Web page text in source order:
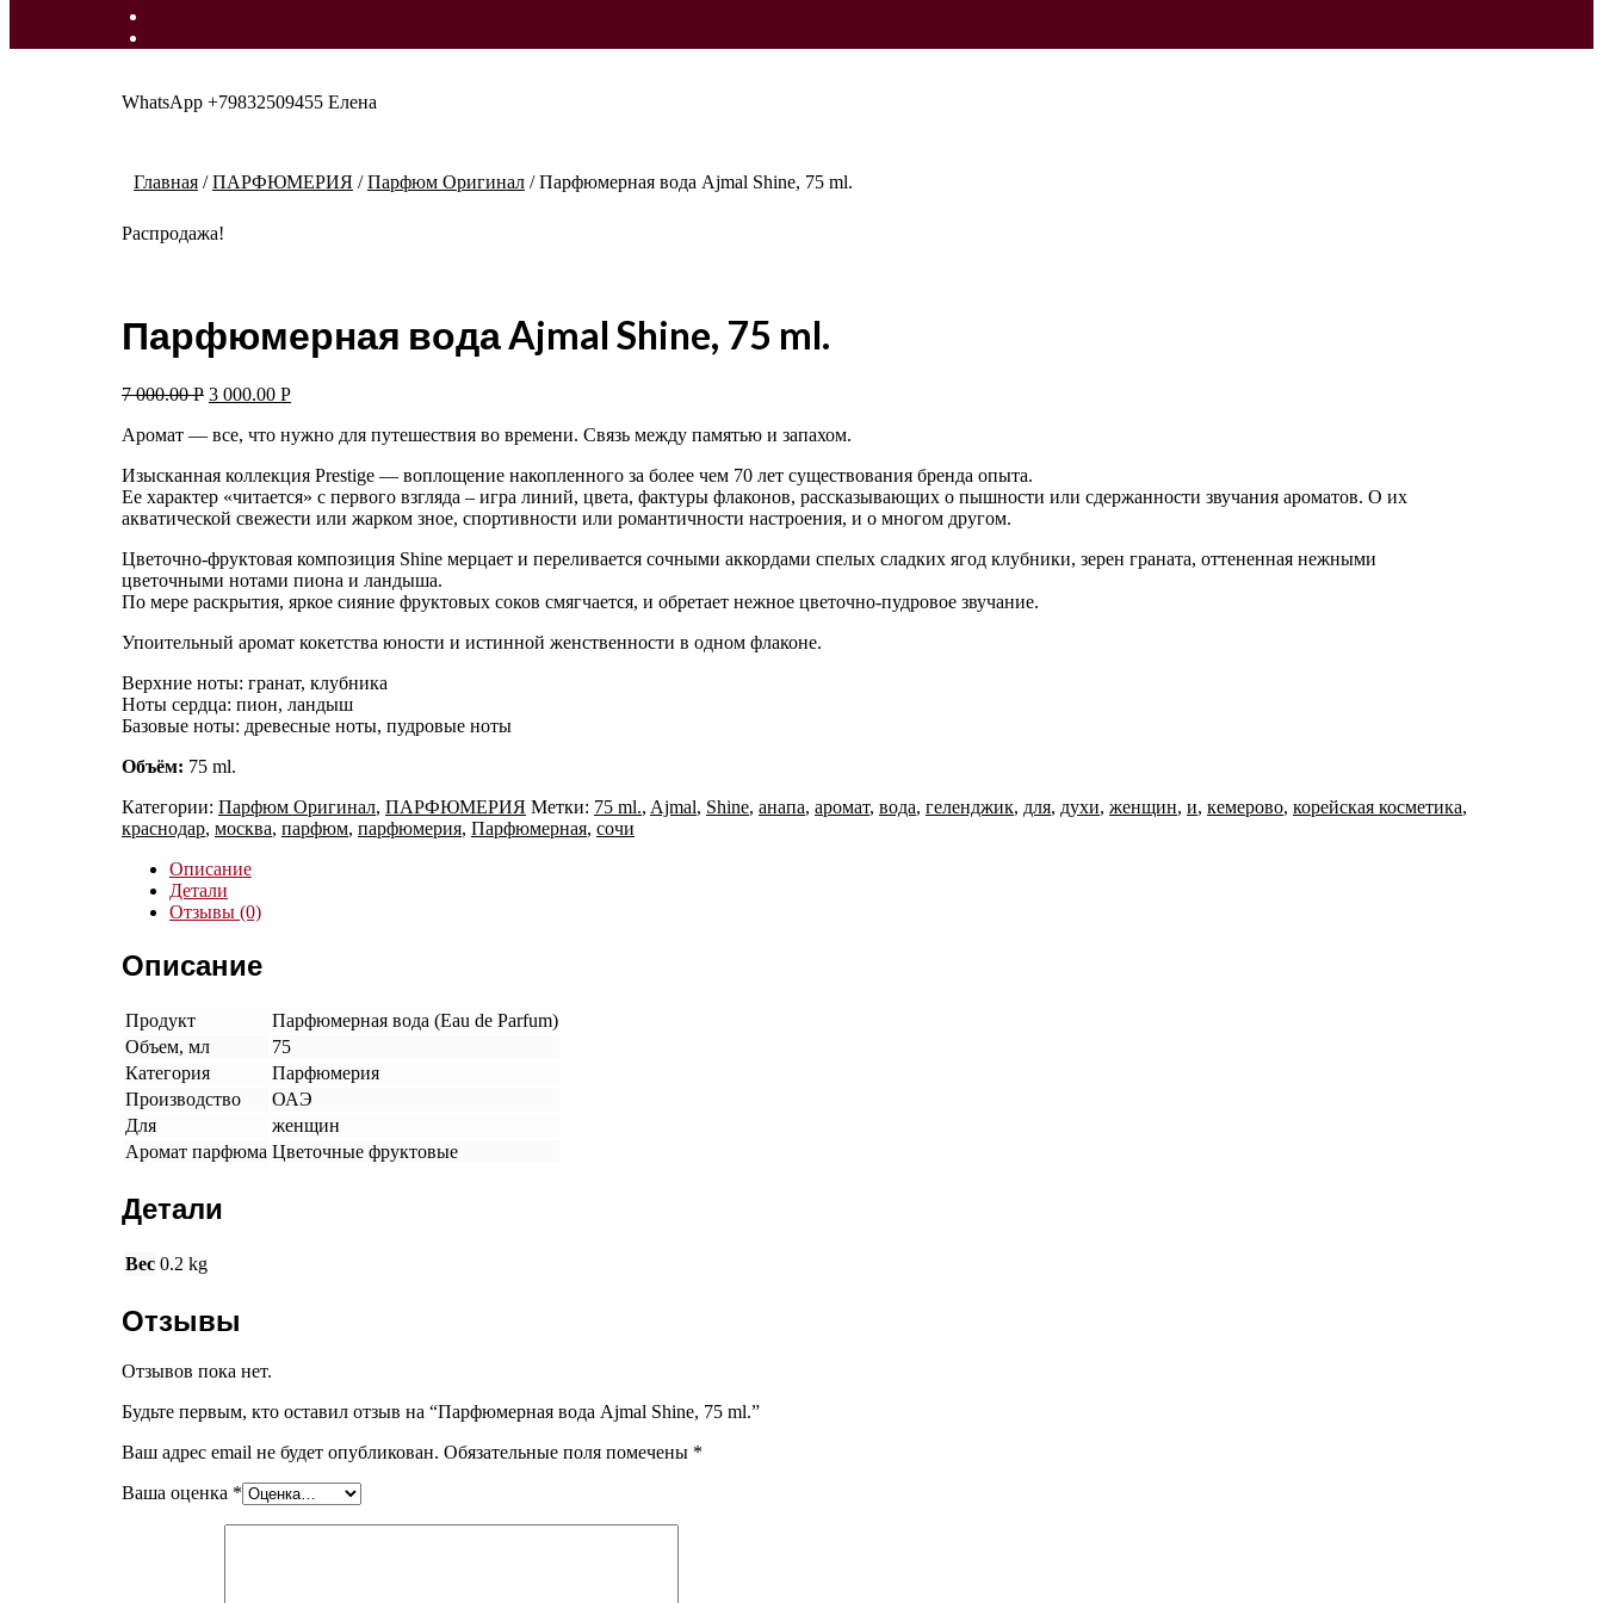
WhatsApp +79832509455 Елена
Главная/ПАРФЮМЕРИЯ/Парфюм Оригинал/Парфюмерная вода Ajmal Shine, 75 ml.
Распродажа!
Парфюмерная вода Ajmal Shine, 75 ml.
7 000.00Р 3 000.00 Р
Аромат — все, что нужно для путешествия во времени. Связь между памятью и запахом.
Изысканная коллекция Prestige — воплощение накопленного за более чем 70 лет существования бренда опыта.
Ее характер «читается» с первого взгляда – игра линий, цвета, фактуры флаконов, рассказывающих о пышности или сдержанности звучания ароматов. О их
акватической свежести или жарком зное, спортивности или романтичности настроения, и о многом другом.
Цветочно-фруктовая композиция Shine мерцает и переливается сочными аккордами спелых сладких ягод клубники, зерен граната, оттененная нежными
цветочными нотами пиона и ландыша.
По мере раскрытия, яркое сияние фруктовых соков смягчается, и обретает нежное цветочно-пудровое звучание.
Упоительный аромат кокетства юности и истинной женственности в одном флаконе.
Верхние ноты: гранат, клубника
Ноты сердца: пион, ландыш
Базовые ноты: древесные ноты, пудровые ноты
Объём: 75 ml.
Категории: Парфюм Оригинал, ПАРФЮМЕРИЯ Метки: 75 ml., Ajmal, Shine, анапа, аромат, вода, геленджик, для, духи, женщин, и, кемерово, корейская косметика,
краснодар, москва, парфюм, парфюмерия, Парфюмерная, сочи
Описание
Детали
Отзывы (0)
Описание
Продукт
Парфюмерная вода (Eau de Parfum)
Объем, мл
75
Категория
Парфюмерия
Производство
ОАЭ
Для
женщин
Аромат парфюма Цветочные фруктовые
Детали
Вес 0.2 kg
Отзывы
Отзывов пока нет.
Будьте первым, кто оставил отзыв на “Парфюмерная вода Ajmal Shine, 75 ml.”
Ваш адрес email не будет опубликован. Обязательные поля помечены *
Ваша оценка *